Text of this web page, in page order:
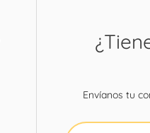
Envíanos tu